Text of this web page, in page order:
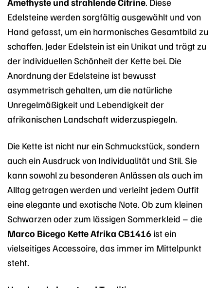
Edelsteine werden sorgfältig ausgewählt und von
Hand gefasst, um ein harmonisches Gesamtbild zu
schaffen. Jeder Edelstein ist ein Unikat und trägt zu
der individuellen Schönheit der Kette bei. Die
Anordnung der Edelsteine ist bewusst
asymmetrisch gehalten, um die natürliche
Unregelmäßigkeit und Lebendigkeit der
afrikanischen Landschaft widerzuspiegeln.
Die Kette ist nicht nur ein Schmuckstück, sondern
auch ein Ausdruck von Individualität und Stil. Sie
kann sowohl zu besonderen Anlässen als auch im
Alltag getragen werden und verleiht jedem Outfit
eine elegante und exotische Note. Ob zum kleinen
Schwarzen oder zum lässigen Sommerkleid – die
Marco Bicego Kette Afrika CB1416 ist ein
vielseitiges Accessoire, das immer im Mittelpunkt
steht.